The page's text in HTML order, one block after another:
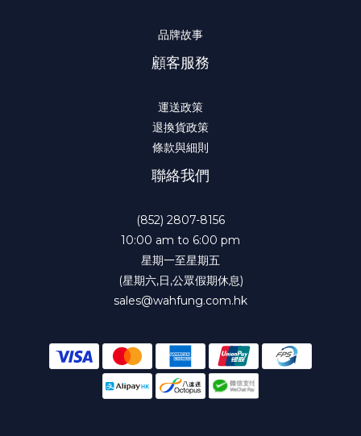
品牌故事
顧客服務
運送政策
退換貨政策
條款與細則
聯絡我們
(852) 2807-8156
10:00 am to 6:00 pm
星期一至星期五
(星期六,日,公眾假期休息)
sales@wahfung.com.hk